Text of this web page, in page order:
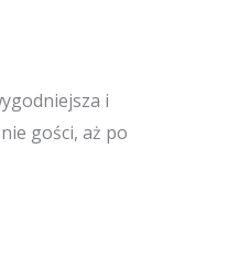
i
gości, aż po